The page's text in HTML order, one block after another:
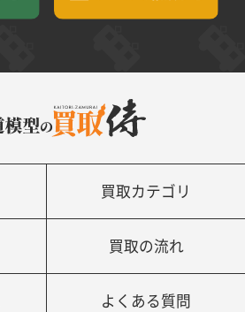
買取カテゴリ
買取の流れ
よくある質問